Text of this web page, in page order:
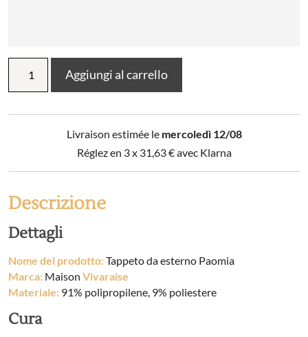
esterno
Aggiungi al carrello
Livraison estimée le mercoledì 12/08
Réglez en 3 x 31,63€avec Klarna
Descrizione
Dettagli
Nome del prodotto:Tappeto da esterno Paomia
Marca: Maison Vivaraise
Materiale: 91% polipropilene, 9% poliestere
Cura